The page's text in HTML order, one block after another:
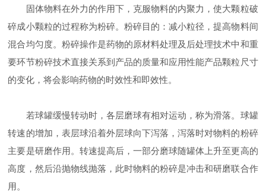
固体物料在外力的作用下，克服物料的内聚力，使大颗粒破
碎成小颗粒的过程称为粉碎。粉碎目的：减小粒径，提高物料间
混合均匀度。粉碎操作是药物的原材料处理及后处理技术中和重
要环节粉碎技术直接关系到产品的质量和应用性能产品颗粒尺寸
的变化，将会影响药物的时效性和即效性。
若球罐缓慢转动时，各层磨球有相对运动，称为滑落。球罐
转速的增加，表层球沿着外层球向下泻落，泻落时对物料的粉碎
主要是研磨作用。转速提高后，一部分磨球随罐体上升至更高的
高度，然后沿抛物线抛落，此时物料的粉碎是冲击和研磨联合作
用。